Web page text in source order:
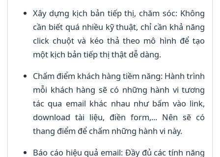
Xây dựng kịch bản tiếp thị, chăm sóc: Không
cần biết quá nhiều kỹ thuật, chỉ cần khả năng
click chuột và kéo thả theo mô hình để tạo
một kịch bản tiếp thị thật dễ dàng.
Chấm điểm khách hàng tiềm năng: Hành trình
mỗi khách hàng sẽ có những hành vi tương
tác qua email khác nhau như bấm vào link,
download tài liệu, điền form,... Nên sẽ có
thang điểm để chấm những hành vi này.
Báo cáo hiệu quả email: Đầy đủ các tính năng